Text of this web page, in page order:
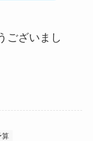
ございまし
算